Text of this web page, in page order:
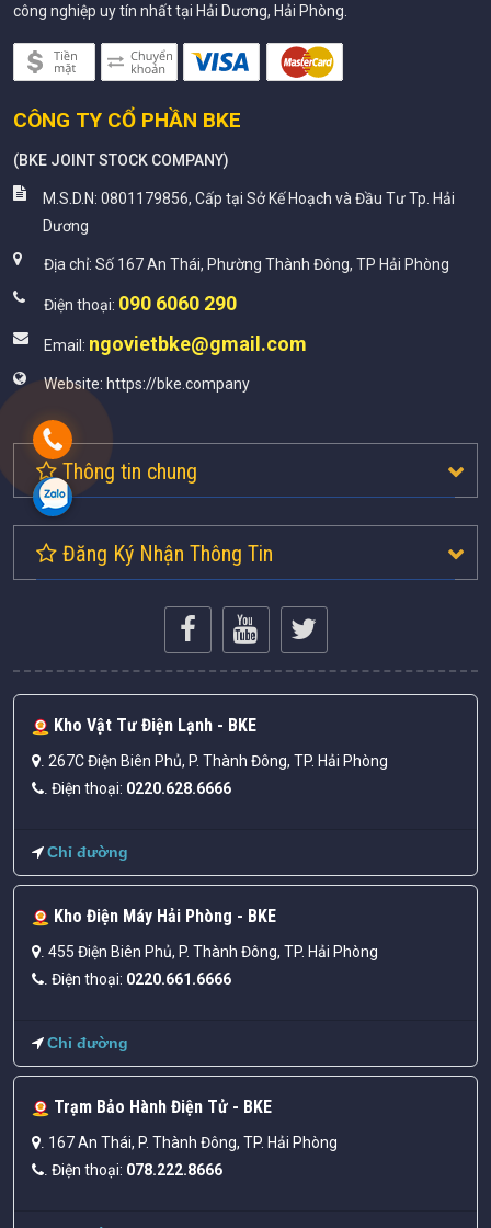
công nghiệp uy tín nhất tại Hải Dương, Hải Phòng.
CÔNG TY CỔ PHẦN BKE
(BKE JOINT STOCK COMPANY)
M.S.D.N: 0801179856, Cấp tại Sở Kế Hoạch và Đầu Tư Tp. Hải
Dương
Địa chỉ: Số 167 An Thái, Phường Thành Đông, TP Hải Phòng
Điện thoại: 090 6060 290
Email: ngovietbke@gmail.com
Website: https://bke.company
Thông tin chung
Đăng Ký Nhận Thông Tin
Kho Vật Tư Điện Lạnh - BKE
267C Điện Biên Phủ, P. Thành Đông, TP. Hải Phòng
Điện thoại: 0220.628.6666
Chỉ đường
Kho Điện Máy Hải Phòng - BKE
455 Điện Biên Phủ, P. Thành Đông, TP. Hải Phòng
Điện thoại: 0220.661.6666
Chỉ đường
Trạm Bảo Hành Điện Tử - BKE
167 An Thái, P. Thành Đông, TP. Hải Phòng
Điện thoại: 078.222.8666